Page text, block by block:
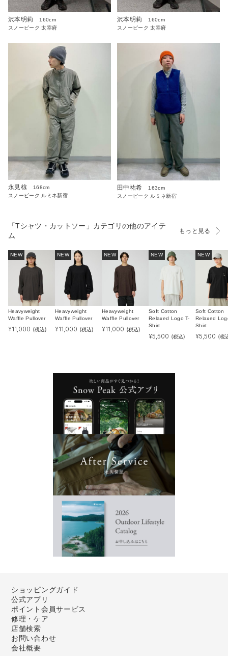
沢本明莉
160cm
スノーピーク 太宰府
沢本明莉
160cm
スノーピーク 太宰府
永見椋
168cm
スノーピーク ルミネ新宿
田中祐希
163cm
スノーピーク ルミネ新宿
「Tシャツ・カットソー」カテゴリの他のアイテ
ム
もっと見る
NEW
Heavyweight
Waffle Pullover
¥11,000 (税込)
NEW
Heavyweight
Waffle Pullover
¥11,000 (税込)
NEW
Heavyweight
Waffle Pullover
¥11,000 (税込)
NEW
Soft Cotton
Relaxed Logo T-
Shirt
¥5,500 (税込)
NEW
Soft Cotton
Relaxed
Shirt
¥5,500 (税
ショッピングガイド
公式アプリ
ポイント会員サービス
修理・ケア
店舗検索
お問い合わせ
会社概要